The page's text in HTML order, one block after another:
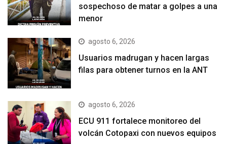
sospechoso de matar a golpes a una
menor
agosto 6, 2026
Usuarios madrugan y hacen largas
filas para obtener turnos en la ANT
agosto 6, 2026
ECU 911 fortalece monitoreo del
volcán Cotopaxi con nuevos equipos